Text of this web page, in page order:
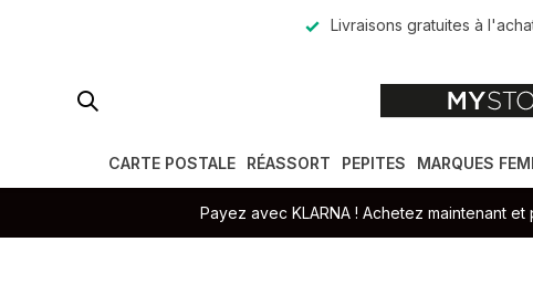
Livraisons gratuites à
CARTE POSTALE RÉASSORT PEPITES MARQUES
Payez avec KLARNA ! Achetez maintenant